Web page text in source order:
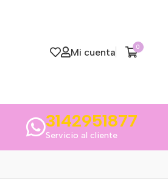
Mi cuenta 0
3142951877
Servicio al cliente